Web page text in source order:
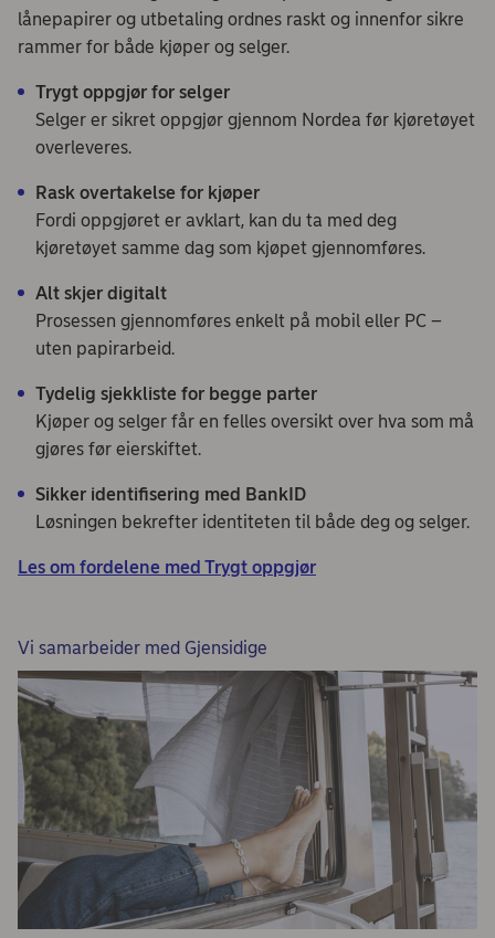
lånepapirer og utbetaling ordnes raskt og innenfor sikre
rammer for både kjøper og selger.
Trygt oppgjør for selger
Selger er sikret oppgjør gjennom Nordea før kjøretøyet
overleveres.
Rask overtakelse for kjøper
Fordi oppgjøret er avklart, kan du ta med deg
kjøretøyet samme dag som kjøpet gjennomføres.
Alt skjer digitalt
Prosessen gjennomføres enkelt på mobil eller PC –
uten papirarbeid.
Tydelig sjekkliste for begge parter
Kjøper og selger får en felles oversikt over hva som må
gjøres før eierskiftet.
Sikker identifisering med BankID
Løsningen bekrefter identiteten til både deg og selger.
Les om fordelene med Trygt oppgjør
Vi samarbeider med Gjensidige